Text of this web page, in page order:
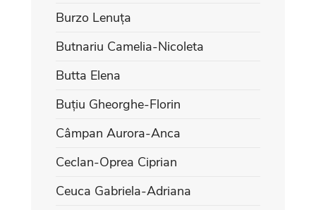
Burzo Lenuța
Butnariu Camelia-Nicoleta
Butta Elena
Buțiu Gheorghe-Florin
Câmpan Aurora-Anca
Ceclan-Oprea Ciprian
Ceuca Gabriela-Adriana